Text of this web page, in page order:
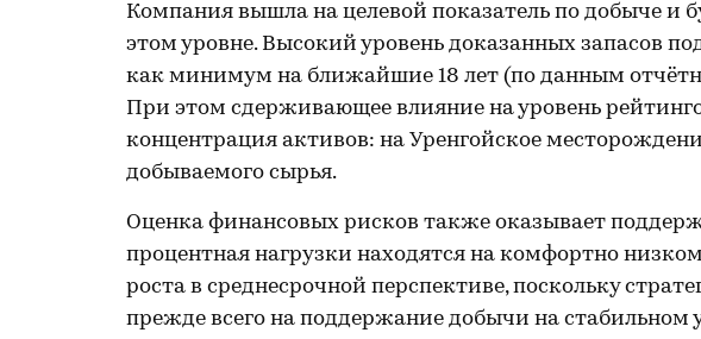
Компания вышла на целевой показатель по добыче и
этом уровне. Высокий уровень доказанных запасов
как минимум на ближайшие 18 лет (по данным
При этом сдерживающее влияние на уровень
концентрация активов: на Уренгойское
добываемого сырья.
Оценка финансовых рисков также оказывает
процентная нагрузки находятся на комфортно
роста в среднесрочной перспективе, поскольку
прежде всего на поддержание добычи на стабильном